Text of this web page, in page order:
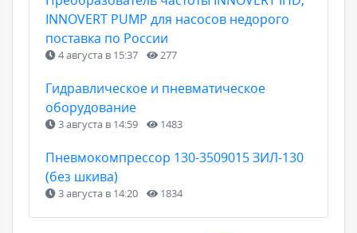
INNOVERT PUMP для насосов недорого
поставка по России
4 августа в 15:37 277
Гидравлическое и пневматическое
оборудование
3 августа в 14:59 1483
Пневмокомпрессор 130-3509015 ЗИЛ-130
(без шкива)
3 августа в 14:20 1834